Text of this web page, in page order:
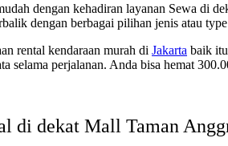
dengan kehadiran layanan Sewa di
dengan berbagai pilihan jenis atau
rental kendaraan murah di Jakarta baik
selama perjalanan. Anda bisa hemat
di dekat Mall Taman